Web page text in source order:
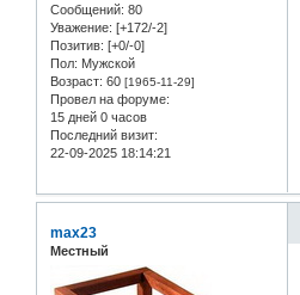
Сообщений: 80
Уважение: [+172/-2]
Позитив: [+0/-0]
Пол: Мужской
Возраст: 60 [1965-11-29]
Провел на форуме:
15 дней 0 часов
Последний визит:
22-09-2025 18:14:21
max23
Местный